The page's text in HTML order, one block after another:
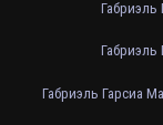
Габриэль
Габриэль
Габриэль Гарсиа